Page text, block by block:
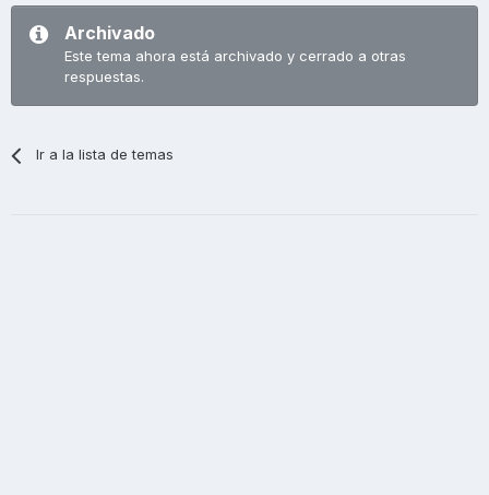
Archivado
Este tema ahora está archivado y cerrado a otras
respuestas.
Ir a la lista de temas